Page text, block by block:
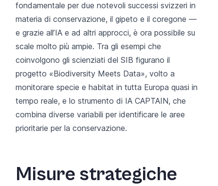
fondamentale per due notevoli successi svizzeri in
materia di conservazione, il gipeto e il coregone —
e grazie all’IA e ad altri approcci, è ora possibile su
scale molto più ampie. Tra gli esempi che
coinvolgono gli scienziati del SIB figurano il
progetto «Biodiversity Meets Data», volto a
monitorare specie e habitat in tutta Europa quasi in
tempo reale, e lo strumento di IA CAPTAIN, che
combina diverse variabili per identificare le aree
prioritarie per la conservazione.
Misure strategiche